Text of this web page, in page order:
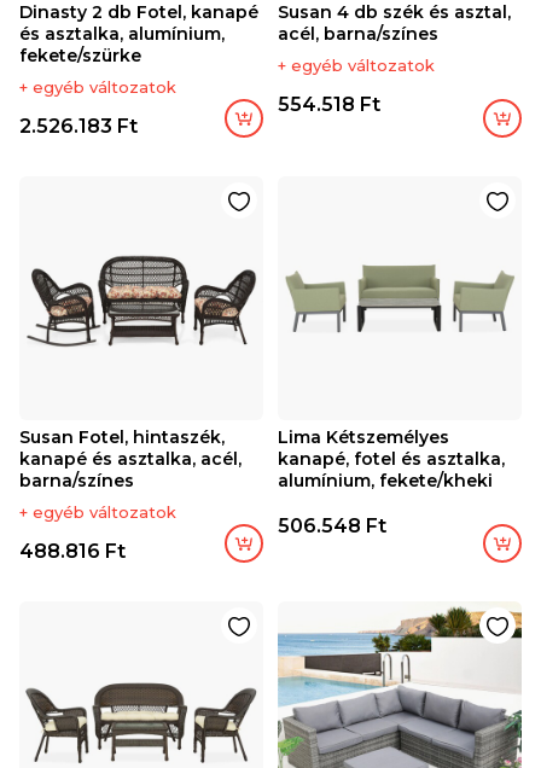
Dinasty 2 db Fotel, kanapé
és asztalka, alumínium,
fekete/szürke
+ egyéb változatok
2.526.183 Ft
Susan 4 db szék és asztal,
acél, barna/színes
+ egyéb változatok
554.518 Ft
Susan Fotel, hintaszék,
kanapé és asztalka, acél,
barna/színes
+ egyéb változatok
488.816 Ft
Lima Kétszemélyes
kanapé, fotel és asztalka,
alumínium, fekete/kheki
506.548 Ft